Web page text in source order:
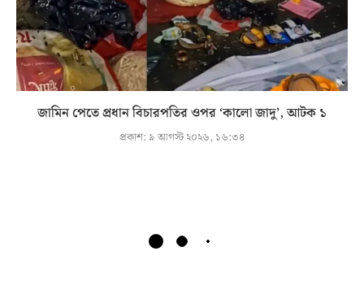
জামিন পেতে প্রধান বিচারপতির ওপর ‘কালো জাদু’, আটক ১
প্রকাশ: ৯ আগস্ট ২০২৬, ১৬:৩৪